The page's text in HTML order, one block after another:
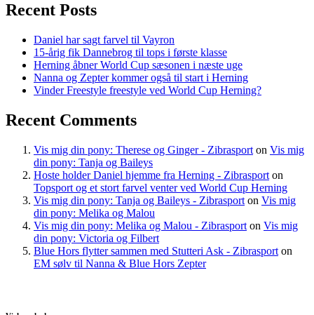
Recent Posts
Daniel har sagt farvel til Vayron
15-årig fik Dannebrog til tops i første klasse
Herning åbner World Cup sæsonen i næste uge
Nanna og Zepter kommer også til start i Herning
Vinder Freestyle freestyle ved World Cup Herning?
Recent Comments
Vis mig din pony: Therese og Ginger - Zibrasport on Vis mig
din pony: Tanja og Baileys
Hoste holder Daniel hjemme fra Herning - Zibrasport on
Topsport og et stort farvel venter ved World Cup Herning
Vis mig din pony: Tanja og Baileys - Zibrasport on Vis mig
din pony: Melika og Malou
Vis mig din pony: Melika og Malou - Zibrasport on Vis mig
din pony: Victoria og Filbert
Blue Hors flytter sammen med Stutteri Ask - Zibrasport on
EM sølv til Nanna & Blue Hors Zepter